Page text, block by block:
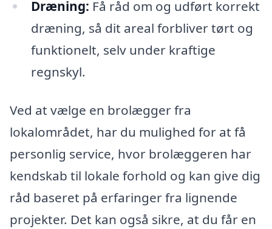
Dræning: Få råd om og udført korrekt
dræning, så dit areal forbliver tørt og
funktionelt, selv under kraftige
regnskyl.
Ved at vælge en brolægger fra
lokalområdet, har du mulighed for at få
personlig service, hvor brolæggeren har
kendskab til lokale forhold og kan give dig
råd baseret på erfaringer fra lignende
projekter. Det kan også sikre, at du får en